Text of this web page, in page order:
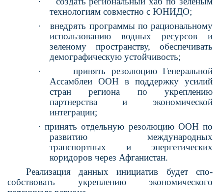
технологиям совместно с ЮНИДО;
·
внедрять программы по рациональному
использованию водных ресурсов и
зеленому пространству, обеспечивать
демографиче­скую устойчивость;
·
принять резолюцию Генеральной
Ассамблеи ООН в поддержку усилий
стран региона по укреплению
партнерства и экономической
интеграции;
·принять отдельную резолюцию ООН по
развитию международных
транспортных и энергетических
коридоров через Афганистан.
Реализация данных инициатив будет спо­
собствовать укреплению экономического